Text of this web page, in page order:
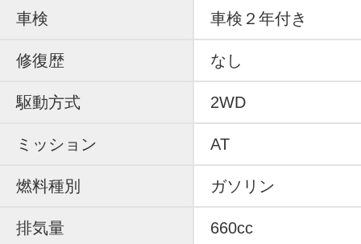
車検 車検２年付き
修復歴 なし
駆動方式 2WD
ミッション AT
燃料種別 ガソリン
排気量 660cc